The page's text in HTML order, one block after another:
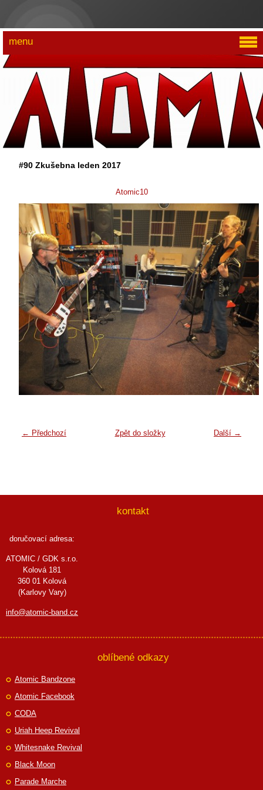
#90 Zkušebna leden 2017
Atomic10
← Předchozí Další →
Zpět do složky
menu
kontakt
doručovací adresa:
ATOMIC / GDK s.r.o.
Kolová 181
360 01 Kolová
(Karlovy Vary)
info@atomic-band.cz
oblíbené odkazy
Atomic Bandzone
Atomic Facebook
CODA
Uriah Heep Revival
Whitesnake Revival
Black Moon
Parade Marche